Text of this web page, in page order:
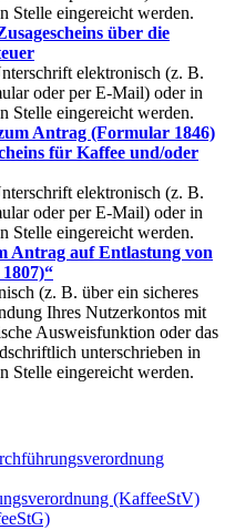
Stelle eingereicht werden.
über die
elektronisch (z. B.
oder per E-Mail) oder in
Stelle eingereicht werden.
Antrag (Formular 1846)
für Kaffee und/oder
elektronisch (z. B.
oder per E-Mail) oder in
Stelle eingereicht werden.
Antrag auf Entlastung von
(z. B. über ein sicheres
Ihres Nutzerkontos mit
Ausweisfunktion oder das
unterschrieben in
Stelle eingereicht werden.
(KaffeeStV)